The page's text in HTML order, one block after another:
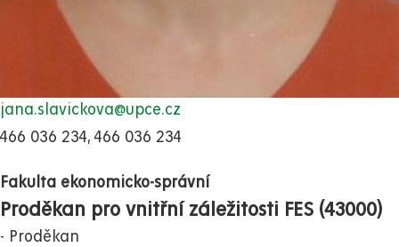
jana.slavickova@upce.cz
466 036 234, 466 036 234
Fakulta ekonomicko-správní
Proděkan pro vnitřní záležitosti FES (43000)
Proděkan